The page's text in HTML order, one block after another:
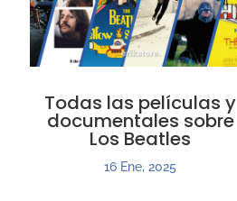
Todas las películas y
documentales sobre
Los Beatles
16 Ene, 2025